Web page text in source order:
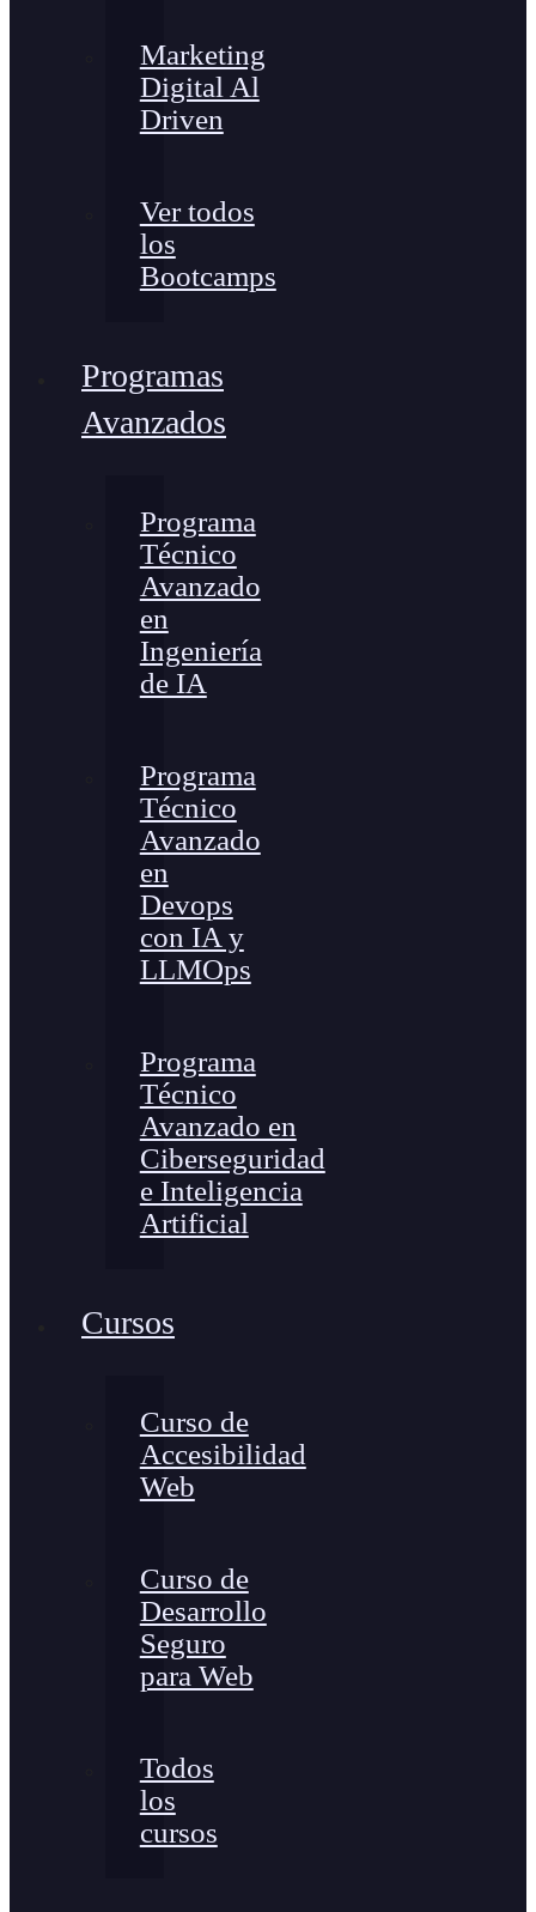
Marketing
Digital Al
Driven
Ver todos
los
Bootcamps
Programas
Avanzados
Programa
Técnico
Avanzado
en
Ingeniería
de IA
Programa
Técnico
Avanzado
en
Devops
con IA y
LLMOps
Programa
Técnico
Avanzado en
Ciberseguridad
e Inteligencia
Artificial
Cursos
Curso de
Accesibilidad
Web
Curso de
Desarrollo
Seguro
para Web
Todos
los
cursos